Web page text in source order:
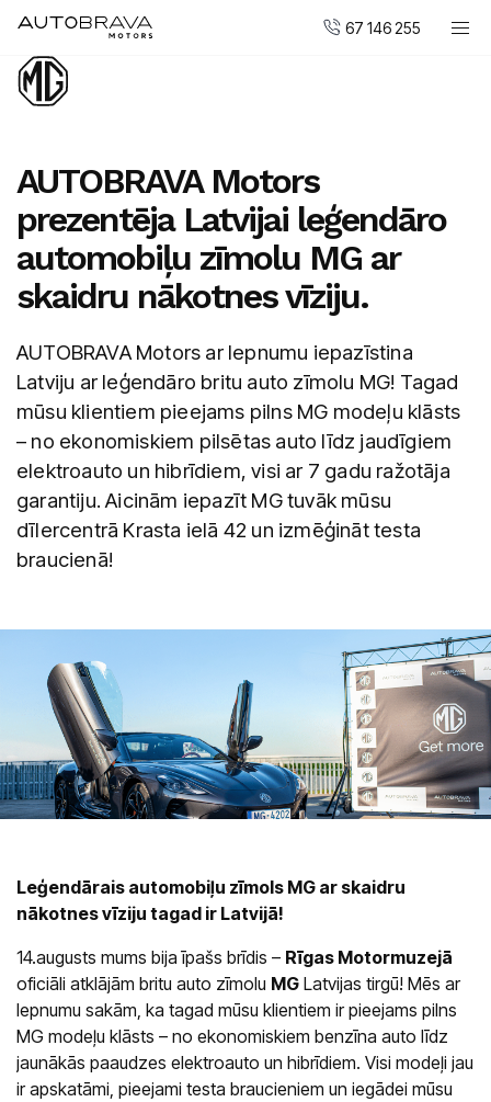
67 146 255
Automobiļi
Pirkt jaunu
Pirkt mazlietotu
Serviss un apkope
Virsbūvju remonta centrs
Uzņēmumiem
Vakances
Kontakti
Saloni
CUPRA Garage un XPENG
Palīdzība uz ceļa
AUTOBRAVA Motors
prezentēja Latvijai leģendāro
automobiļu zīmolu MG ar
skaidru nākotnes vīziju.
AUTOBRAVA Motors ar lepnumu iepazīstina
Latviju ar leģendāro britu auto zīmolu MG! Tagad
mūsu klientiem pieejams pilns MG modeļu klāsts
– no ekonomiskiem pilsētas auto līdz jaudīgiem
elektroauto un hibrīdiem, visi ar 7 gadu ražotāja
garantiju. Aicinām iepazīt MG tuvāk mūsu
dīlercentrā Krasta ielā 42 un izmēģināt testa
braucienā!
Leģendārais automobiļu zīmols MG ar skaidru
nākotnes vīziju tagad ir Latvijā!
14.augusts mums bija īpašs brīdis – Rīgas Motormuzejā
oficiāli atklājām britu auto zīmolu MG Latvijas tirgū! Mēs ar
lepnumu sakām, ka tagad mūsu klientiem ir pieejams pilns
MG modeļu klāsts – no ekonomiskiem benzīna auto līdz
jaunākās paaudzes elektroauto un hibrīdiem. Visi modeļi jau
ir apskatāmi, pieejami testa braucieniem un iegādei mūsu